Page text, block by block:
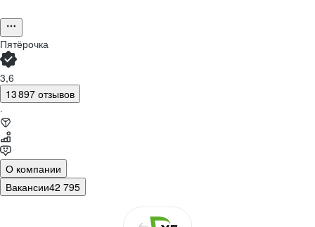
Пятёрочка
3,6
13 897 отзывов
·
О компании
Вакансии42 795